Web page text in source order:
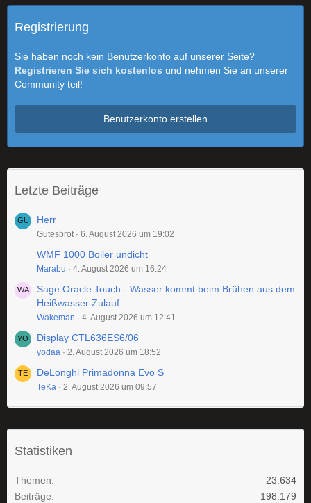
Registrierung
Sie haben noch kein Benutzerkonto auf unserer Seite?
Registrieren Sie sich kostenlos und nehmen Sie an unserer
Community teil!
Benutzerkonto erstellen
Letzte Beiträge
Herr
Gutesbrot 6. August 2026 um 19:02
WMF 1000 Boiler undicht
Marabu 4. August 2026 um 16:24
Sage Oracle Touch - Wasser kommt beim Brühen aus dem
Heißwasser Zulauf
Wakeman 4. August 2026 um 12:41
Display CTL636ES6/06
yodaa 2. August 2026 um 18:52
DeLonghi Primadonna Evo S
TeKa 2. August 2026 um 09:57
Statistiken
Themen
23.634
Beiträge
198.179